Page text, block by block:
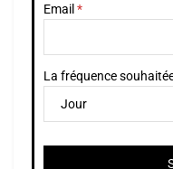
Email
La fréquence